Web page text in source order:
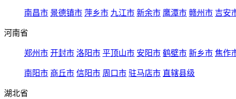
南昌市 景德镇市 萍乡市 九江市 新余市 鹰潭市 赣州市 吉安
河南省
郑州市 开封市 洛阳市 平顶山市 安阳市 鹤壁市 新乡市 焦作
南阳市 商丘市 信阳市 周口市 驻马店市 直辖县级
湖北省